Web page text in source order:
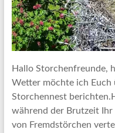
Hallo Storchenfreunde,
Wetter möchte ich Euch
Storchennest
während der Brutzeit Ihr
von Fremdstörchen